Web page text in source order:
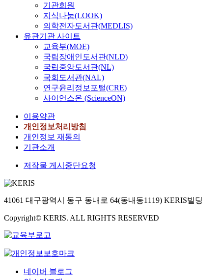
기관회원
지식나눔(LOOK)
의학전자도서관(MEDLIS)
유관기관 사이트
교육부(MOE)
국립장애인도서관(NLD)
국립중앙도서관(NL)
국회도서관(NAL)
연구윤리정보포털(CRE)
사이언스온 (ScienceON)
이용약관
개인정보처리방침
개인정보 재동의
기관소개
저작물 게시중단요청
41061 대구광역시 동구 동내로 64(동내동1119) KERIS빌딩
Copyright© KERIS. ALL RIGHTS RESERVED
네이버 블로그